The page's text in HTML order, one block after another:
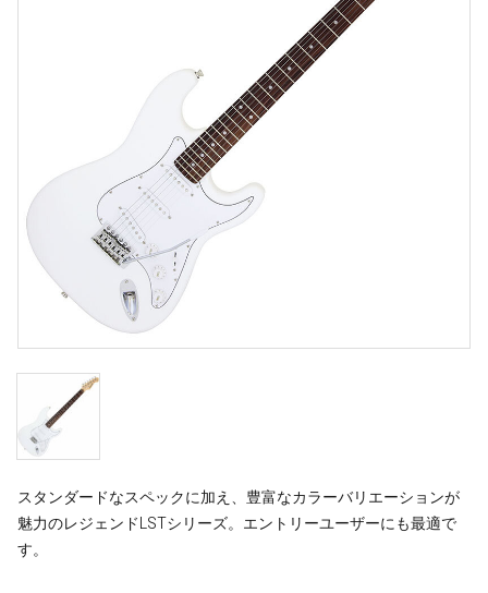
スタンダードなスペックに加え、豊富なカラーバリエーションが
魅力のレジェンドLSTシリーズ。エントリーユーザーにも最適で
す。